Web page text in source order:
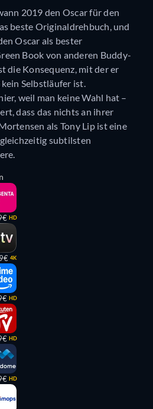
2019 den Oscar für den
beste Originaldrehbuch, und
Oscar als bester
Book von anderen Buddy-
die Konsequenz, mit der er
Selbstläufer ist.
weil man keine Wahl hat –
dass das nichts an ihrer
als Tony Lip ist eine
subtilsten
HD
4K
HD
HD
HD